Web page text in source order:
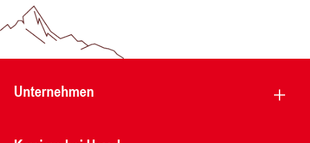
Unternehmen